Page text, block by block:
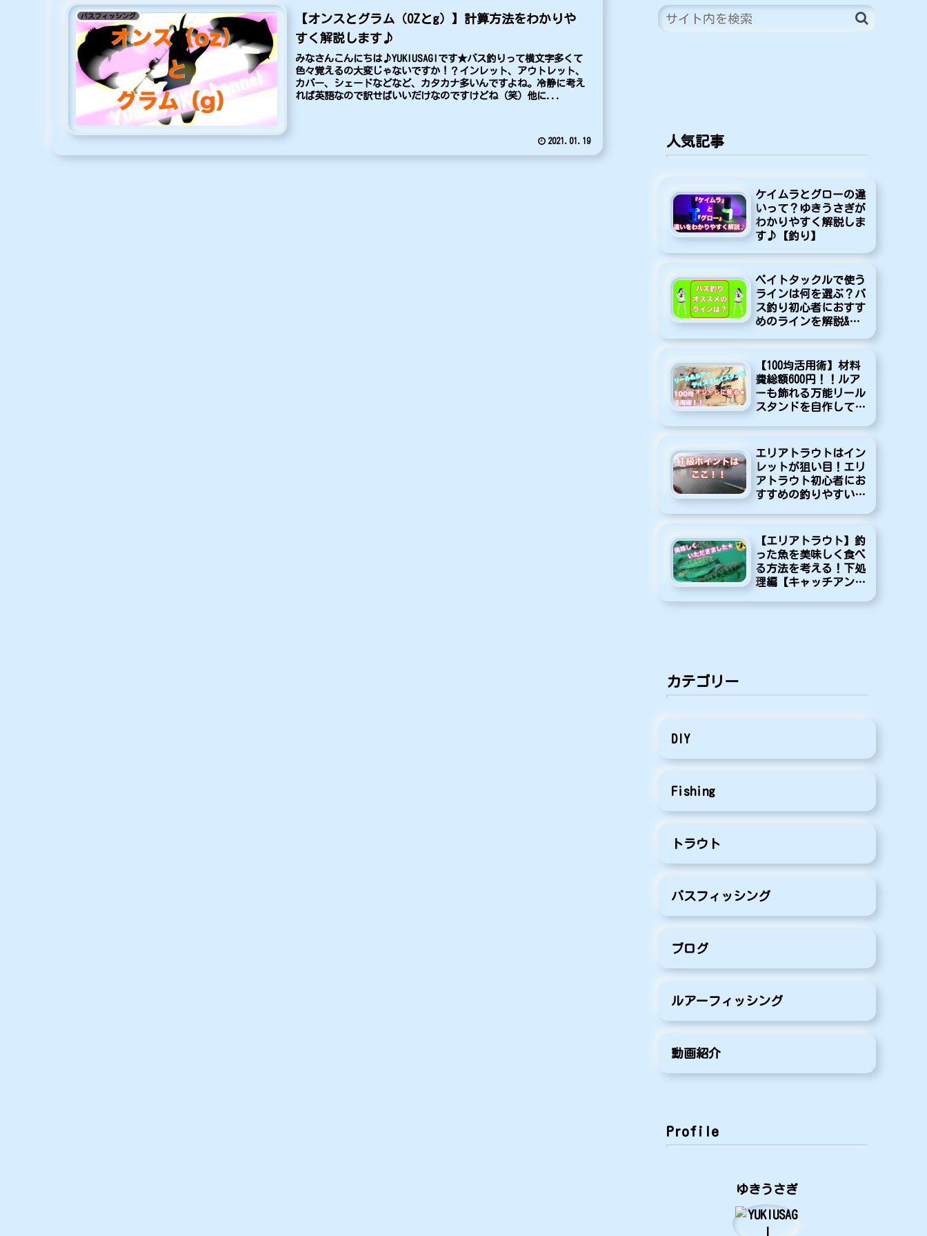
バスフィッシング
【オンスとグラム（OZとg）】計算方法をわかりや
すく解説します♪
みなさんこんにちは♪YUKIUSAGIです★バス釣りって横文字多くて
色々覚えるの大変じゃないですか！？インレット、アウトレット、
カバー、シェードなどなど、カタカナ多いんですよね。冷静に考え
れば英語なので訳せばいいだけなのですけどね（笑）他に...
2021.01.19 人気記事
ケイムラとグローの違
いって？ゆきうさぎが
わかりやすく解説しま
す♪【釣り】
ベイトタックルで使う
ラインは何を選ぶ？バ
ス釣り初心者におすす
めのラインを解説&紹
【100均活用術】材料
費総額600円！！ルア
ーも飾れる万能リール
スタンドを自作してみ
エリアトラウトはイン
レットが狙い目！エリ
アトラウト初心者にお
すすめの釣りやすいポ
【エリアトラウト】釣
った魚を美味しく食べ
る方法を考える！下処
理編【キャッチアンド
カテゴリー
DIY
Fishing
トラウト
バスフィッシング
ブログ
ルアーフィッシング
動画紹介
Profile
ゆきうさぎ